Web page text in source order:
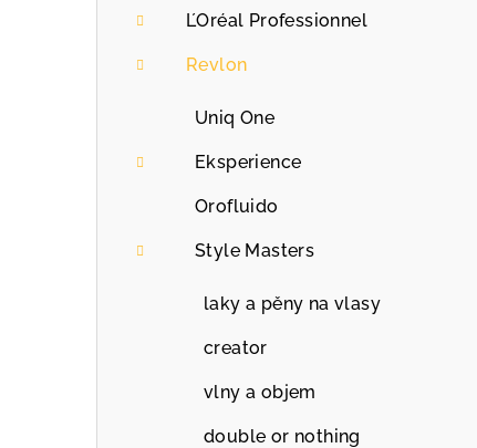
ĽOréal Professionnel
Revlon
Uniq One
Eksperience
Orofluido
Style Masters
laky a pěny na vlasy
creator
vlny a objem
double or nothing